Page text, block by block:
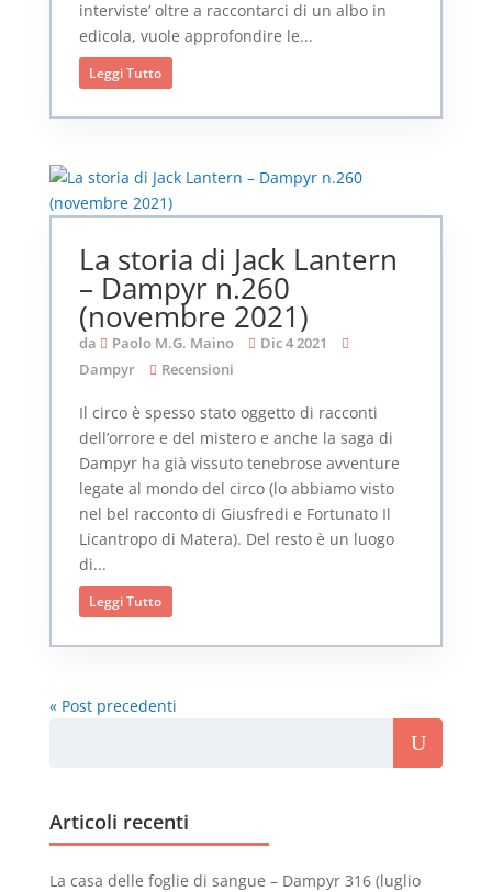
interviste’ oltre a raccontarci di un albo in
edicola, vuole approfondire le...
Leggi Tutto
La storia di Jack Lantern
– Dampyr n.260
(novembre 2021)
da Paolo M.G. Maino
Dic 4 2021
Dampyr
Recensioni
Il circo è spesso stato oggetto di racconti
dell’orrore e del mistero e anche la saga di
Dampyr ha già vissuto tenebrose avventure
legate al mondo del circo (lo abbiamo visto
nel bel racconto di Giusfredi e Fortunato Il
Licantropo di Matera). Del resto è un luogo
di...
Leggi Tutto
« Post precedenti
Articoli recenti
La casa delle foglie di sangue – Dampyr 316 (luglio